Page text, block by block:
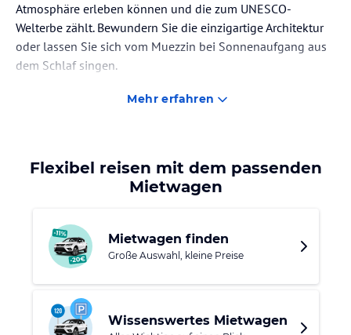
Atmosphäre erleben können und die zum UNESCO-
Welterbe zählt. Bewundern Sie die einzigartige Architektur
oder lassen Sie sich vom Muezzin bei Sonnenaufgang aus
dem Schlaf singen.
Entdecken Sie die Wüstenstadt Shibam, das „Manhattan der
oder Al Huydaydah nicht verpassen.
Mehr erfahren
Flexibel reisen mit dem passenden
Mietwagen
Mietwagen finden
Große Auswahl, kleine Preise
Wissenswertes Mietwagen